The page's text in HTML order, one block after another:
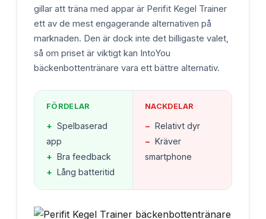
gillar att träna med appar är Perifit Kegel Trainer
ett av de mest engagerande alternativen på
marknaden. Den är dock inte det billigaste valet,
så om priset är viktigt kan IntoYou
bäckenbottentränare vara ett bättre alternativ.
FÖRDELAR
+ Spelbaserad
app
+ Bra feedback
+ Lång batteritid
NACKDELAR
− Relativt dyr
− Kräver
smartphone